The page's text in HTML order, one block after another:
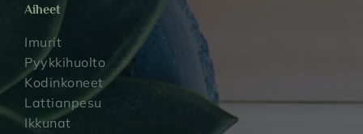
Aiheet
Imurit
Pyykkihuolto
Kodinkoneet
Lattianpesu
Ikkunat